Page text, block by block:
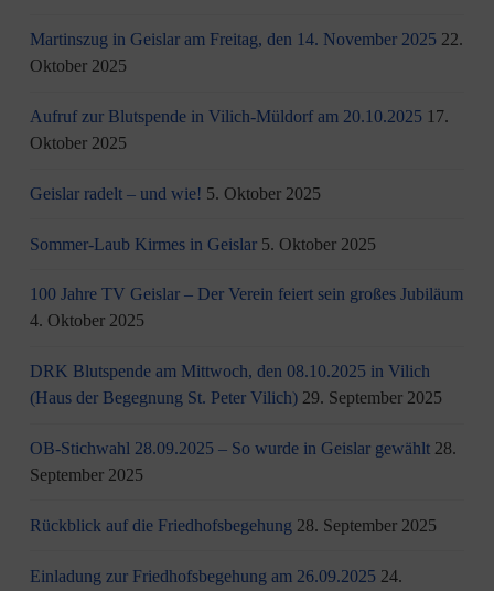
Martinszug in Geislar am Freitag, den 14. November 2025 22.
Oktober 2025
Aufruf zur Blutspende in Vilich-Müldorf am 20.10.2025 17.
Oktober 2025
Geislar radelt – und wie! 5. Oktober 2025
Sommer-Laub Kirmes in Geislar 5. Oktober 2025
100 Jahre TV Geislar – Der Verein feiert sein großes Jubiläum
4. Oktober 2025
DRK Blutspende am Mittwoch, den 08.10.2025 in Vilich
(Haus der Begegnung St. Peter Vilich) 29. September 2025
OB-Stichwahl 28.09.2025 – So wurde in Geislar gewählt 28.
September 2025
Rückblick auf die Friedhofsbegehung 28. September 2025
Einladung zur Friedhofsbegehung am 26.09.2025 24.